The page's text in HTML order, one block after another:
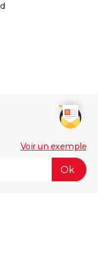
Voir un exemple